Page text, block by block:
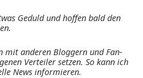
Geduld und hoffen bald den
mit anderen Bloggern und Fan-
Verteiler setzen. So kann ich
News informieren.